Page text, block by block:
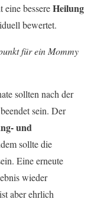
bessereHeilung
bewertet.
für ein Mommy
sollten nach der
sein. Der
und
sollte die
Eine erneute
wieder
aber ehrlich